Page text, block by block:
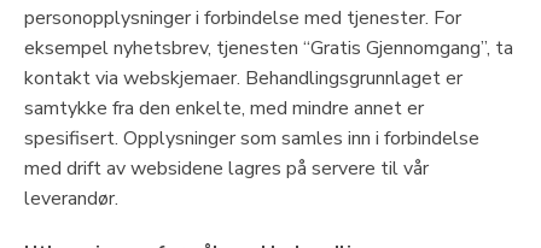
personopplysninger i forbindelse med tjenester. For
eksempel nyhetsbrev, tjenesten “Gratis Gjennomgang”, ta
kontakt via webskjemaer. Behandlingsgrunnlaget er
samtykke fra den enkelte, med mindre annet er
spesifisert. Opplysninger som samles inn i forbindelse
med drift av websidene lagres på servere til vår
leverandør.